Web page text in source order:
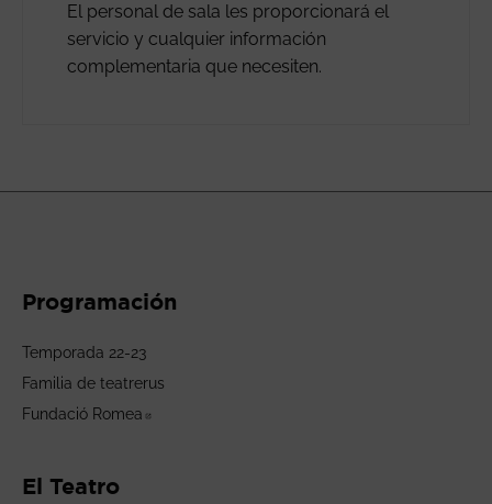
El personal de sala les proporcionará el
servicio y cualquier información
complementaria que necesiten.
Programación
Temporada 22-23
Familia de teatrerus
Fundació Romea
El Teatro